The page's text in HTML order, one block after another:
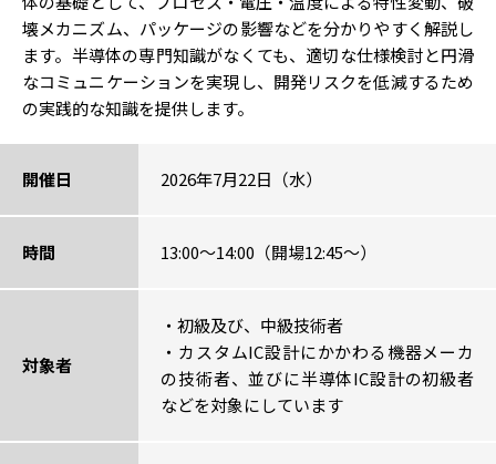
壊メカニズム、パッケージの影響などを分かりやすく解説し
ます。半導体の専門知識がなくても、適切な仕様検討と円滑
なコミュニケーションを実現し、開発リスクを低減するため
の実践的な知識を提供します。
開催日 2026年7月22日（水）
時間 13:00～14:00（開場12:45～）
対象者
・初級及び、中級技術者
・カスタムIC設計にかかわる機器メーカ
の技術者、並びに半導体IC設計の初級者
などを対象にしています